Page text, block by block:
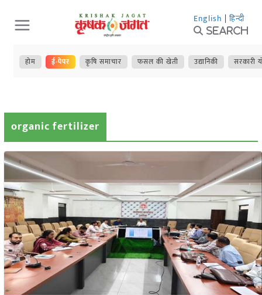
Skip
to
content
English | हिन्दी
Search
होम ई-पेपर कृषि समाचार फसल की खेती उद्यानिकी सरकारी
organic fertilizer